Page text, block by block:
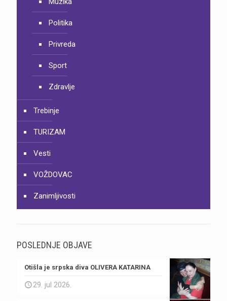
Politika
Privreda
Sport
Zdravlje
Trebinje
TURIZAM
Vesti
VOŽDOVAC
Zanimljivosti
POSLEDNJE OBJAVE
Otišla je srpska diva OLIVERA KATARINA
29. jul 2026.